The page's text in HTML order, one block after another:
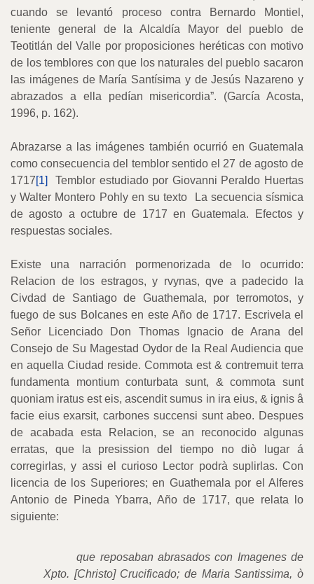
cuando se levantó proceso contra Bernardo Montiel,
teniente general de la Alcaldía Mayor del pueblo de
Teotitlán del Valle por proposiciones heréticas con motivo
de los temblores con que los naturales del pueblo sacaron
las imágenes de María Santísima y de Jesús Nazareno y
abrazados a ella pedían misericordia”. (García Acosta,
1996, p. 162).
Abrazarse a las imágenes también ocurrió en Guatemala
como consecuencia del temblor sentido el 27 de agosto de
1717[1]
Temblor estudiado por Giovanni Peraldo Huertas
y Walter Montero Pohly en su texto
La secuencia sísmica
de agosto a octubre de 1717 en Guatemala. Efectos y
respuestas sociales.
Existe una narración pormenorizada de lo ocurrido:
Relacion de los estragos, y rvynas, qve a padecido la
Civdad de Santiago de Guathemala, por terromotos, y
fuego de sus Bolcanes en este Año de 1717. Escrivela el
Señor Licenciado Don Thomas Ignacio de Arana del
Consejo de Su Magestad Oydor de la Real Audiencia que
en aquella Ciudad reside. Commota est & contremuit terra
fundamenta montium conturbata sunt, & commota sunt
quoniam iratus est eis, ascendit sumus in ira eius, & ignis â
facie eius exarsit, carbones succensi sunt abeo. Despues
de acabada esta Relacion, se an reconocido algunas
erratas, que la presission del tiempo no diò lugar á
corregirlas, y assi el curioso Lector podrà suplirlas. Con
licencia de los Superiores; en Guathemala por el Alferes
Antonio de Pineda Ybarra, Año de 1717, que relata lo
siguiente:
que reposaban abrasados con Imagenes de
Xpto. [Christo] Crucificado; de Maria Santissima, ò